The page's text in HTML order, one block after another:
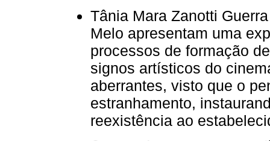
Tânia Mara Zanotti
Melo apresentam uma
processos de formação
signos artísticos do
aberrantes, visto que o
estranhamento,
reexistência ao